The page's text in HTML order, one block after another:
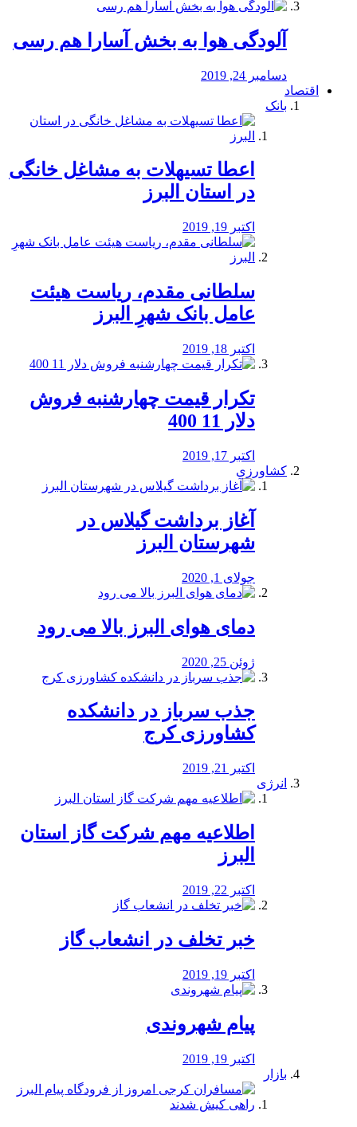
آلودگی هوا به بخش آسارا هم رسی
دسامبر 24, 2019
اقتصاد
بانک
️اعطا تسیهلات به مشاغل خانگی
در استان البرز
اکتبر 19, 2019
سلطانی مقدم، ریاست هیئت
عامل بانک شهرِ البرز
اکتبر 18, 2019
تکرار قیمت چهارشنبه فروش
دلار 11 400
اکتبر 17, 2019
کشاورزی
آغاز برداشت گیلاس در
شهرستان البرز
جولای 1, 2020
دمای هوای البرز بالا می رود
ژوئن 25, 2020
جذب سرباز در دانشکده
کشاورزی کرج
اکتبر 21, 2019
انرژی
️اطلاعیه مهم شرکت گاز استان
البرز
اکتبر 22, 2019
خبر تخلف در انشعاب گاز
اکتبر 19, 2019
پیام شهروندی
اکتبر 19, 2019
بازار